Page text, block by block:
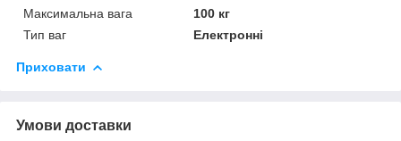
Максимальна вага
100 кг
Тип ваг
Електронні
Приховати
Умови доставки